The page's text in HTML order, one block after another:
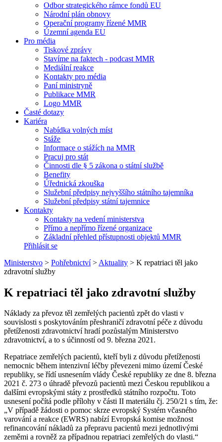
Odbor strategického rámce fondů EU
Národní plán obnovy
Operační programy řízené MMR
Územní agenda EU
Pro média
Tiskové zprávy
Stavíme na faktech - podcast MMR
Mediální reakce
Kontakty pro média
Paní ministryně
Publikace MMR
Logo MMR
Časté dotazy
Kariéra
Nabídka volných míst
Stáže
Informace o stážích na MMR
Pracuj pro stát
Činnosti dle § 5 zákona o státní službě
Benefity
Úřednická zkouška
Služební předpisy nejvyššího státního tajemníka
Služební předpisy státní tajemnice
Kontakty
Kontakty na vedení ministerstva
Přímo a nepřímo řízené organizace
Základní přehled přístupnosti objektů MMR
Přihlásit se
Ministerstvo > Pohřebnictví> Aktuality > K repatriaci těl jako
zdravotní služby
K repatriaci těl jako zdravotní služby
Náklady za převoz těl zemřelých pacientů zpět do vlasti v
souvislosti s poskytováním přeshraničí zdravotní péče z důvodu
přetíženosti zdravotnictví hradí pozůstalým Ministerstvo
zdravotnictví, a to s účinností od 9. března 2021.
Repatriace zemřelých pacientů, kteří byli z důvodu přetíženosti
nemocnic během intenzivní léčby převezeni mimo území České
republiky, se řídí usnesením vlády České republiky ze dne 8. března
2021 č. 273 o úhradě převozů pacientů mezi Českou republikou a
dalšími evropskými státy z prostředků státního rozpočtu. Toto
usnesení počítá podle přílohy v části II materiálu čj. 250/21 s tím, že:
„V případě žádosti o pomoc skrze evropský Systém včasného
varování a reakce (EWRS) nabízí Evropská komise možnost
refinancování nákladů za přepravu pacientů mezi jednotlivými
zeměmi a rovněž za případnou repatriaci zemřelých do vlasti.“